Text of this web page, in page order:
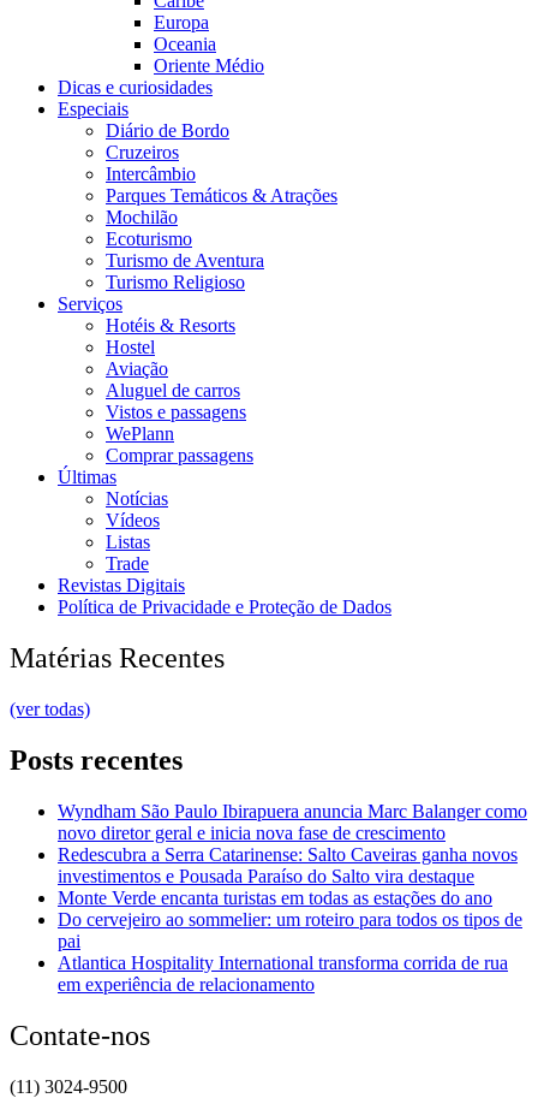
Europa
Oceania
Oriente Médio
Dicas e curiosidades
Especiais
Diário de Bordo
Cruzeiros
Intercâmbio
Parques Temáticos & Atrações
Mochilão
Ecoturismo
Turismo de Aventura
Turismo Religioso
Serviços
Hotéis & Resorts
Hostel
Aviação
Aluguel de carros
Vistos e passagens
WePlann
Comprar passagens
Últimas
Notícias
Vídeos
Listas
Trade
Revistas Digitais
Política de Privacidade e Proteção de Dados
Matérias Recentes
(ver todas)
Posts recentes
Wyndham São Paulo Ibirapuera anuncia Marc Balanger como
novo diretor geral e inicia nova fase de crescimento
Redescubra a Serra Catarinense: Salto Caveiras ganha novos
investimentos e Pousada Paraíso do Salto vira destaque
Monte Verde encanta turistas em todas as estações do ano
Do cervejeiro ao sommelier: um roteiro para todos os tipos de
pai
Atlantica Hospitality International transforma corrida de rua
em experiência de relacionamento
Contate-nos
(11) 3024-9500